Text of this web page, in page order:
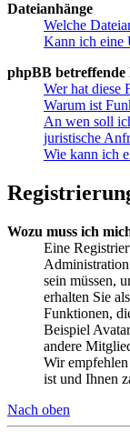
Dateianhänge
Welche
Kann ich eine
phpBB betreffende
Wer hat diese
Warum ist
An wen soll
juristische
Wie kann ich
Wozu muss ich
Eine
Administration
sein müssen,
erhalten Sie
Funktionen,
Beispiel
andere
Wir
ist und Ihnen
Nach oben